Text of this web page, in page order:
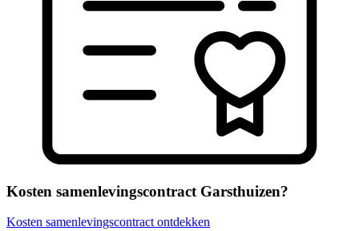
Kosten samenlevingscontract Garsthuizen?
Kosten samenlevingscontract ontdekken